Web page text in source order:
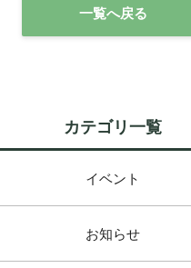
一覧へ戻る
カテゴリ一覧
イベント
お知らせ